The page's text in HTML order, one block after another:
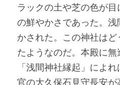
ラックの土や芝の色が
の鮮やかさであった。
かされた。この神社は
たようなのだ。本殿に
「浅間神社縁起」によ
官の大久保石見守長安